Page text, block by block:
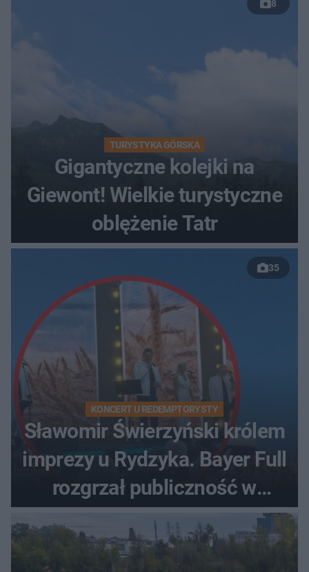
8
TURYSTYKA GÓRSKA
Gigantyczne kolejki na
Giewont! Wielkie turystyczne
oblężenie Tatr
35
KONCERT U REDEMPTORYSTY
Sławomir Świerzyński królem
imprezy u Rydzyka. Bayer Full
rozgrzał publiczność w
Toruniu